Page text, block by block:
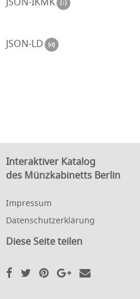
JSON-LD
Interaktiver Katalog
des Münzkabinetts Berlin
Impressum
Datenschutzerklärung
Diese Seite teilen